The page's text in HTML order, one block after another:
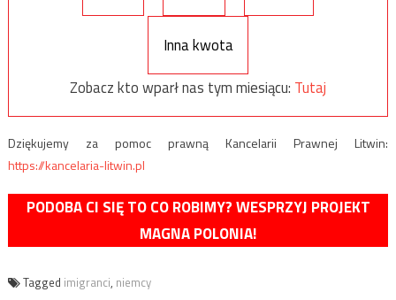
Inna kwota
Zobacz kto wparł nas tym miesiącu: Tutaj
Dziękujemy za pomoc prawną Kancelarii Prawnej Litwin:
https://kancelaria-litwin.pl
PODOBA CI SIĘ TO CO ROBIMY? WESPRZYJ PROJEKT
MAGNA POLONIA!
Tagged imigranci, niemcy